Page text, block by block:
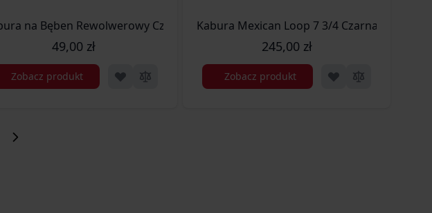
3,5 BRĄZ)
na Bęben Rewolwerowy Czarna (K/GUN KABURA BĘBEN CZARNA)
49,00 zł
Zobacz produkt
Kabura Mexican Loop 7 3/4 Czarna (K/GUN
245,00 zł
Zobacz produkt